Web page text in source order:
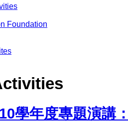
Foundation
學年度專題演講